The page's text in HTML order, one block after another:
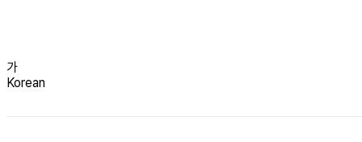
가
Korean